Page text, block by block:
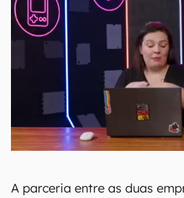
A parceria entre as duas